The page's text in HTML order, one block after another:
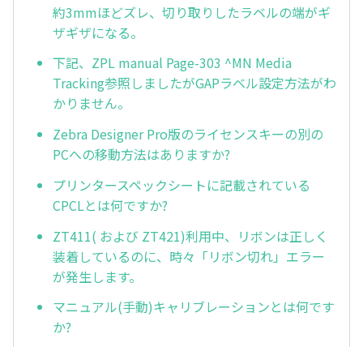
約3mmほどズレ、切り取りしたラベルの端がギ
ザギザになる。
下記、ZPL manual Page-303 ^MN Media
Tracking参照しましたがGAPラベル設定方法がわ
かりません。
Zebra Designer Pro版のライセンスキーの別の
PCへの移動方法はありますか?
プリンタースペックシートに記載されている
CPCLとは何ですか?
ZT411( および ZT421)利用中、リボンは正しく
装着しているのに、時々「リボン切れ」エラー
が発生します。
マニュアル(手動)キャリブレーションとは何です
か?